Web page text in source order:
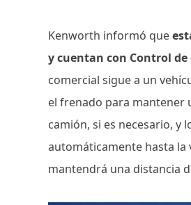
Kenworth informó que
y cuentan con Control de
comercial sigue a un
el frenado para mantener
camión, si es necesario, y
automáticamente hasta la
mantendrá una distancia